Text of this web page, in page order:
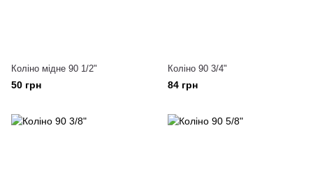
Коліно мідне 90 1/2"
50 грн
Коліно 90 3/4"
84 грн